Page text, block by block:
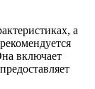
а
включает